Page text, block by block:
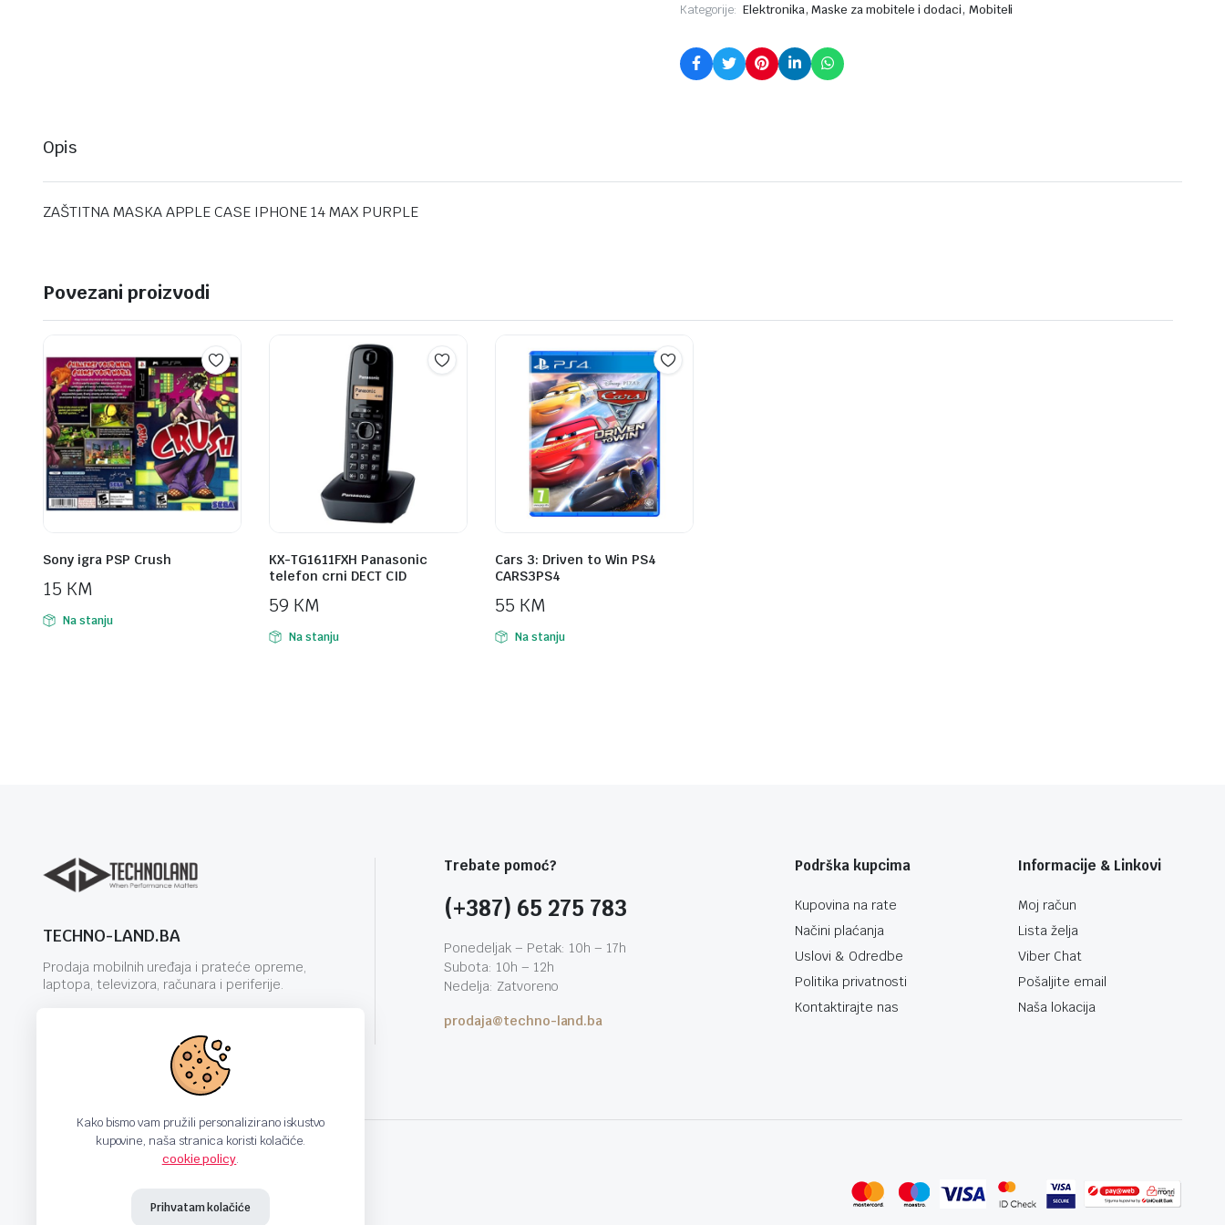
Kategorije: Elektronika, Maske za mobitele i dodaci, Mobiteli
Opis
ZAŠTITNA MASKA APPLE CASE IPHONE 14 MAX PURPLE
Povezani proizvodi
Sony igra PSP Crush
15 KM
Na stanju
KX-TG1611FXH Panasonic
telefon crni DECT CID
59 KM
Na stanju
Cars 3: Driven to Win PS4
CARS3PS4
55 KM
Na stanju
TECHNO-LAND.BA
Prodaja mobilnih uređaja i prateće opreme,
laptopa, televizora, računara i periferije.
Trebate pomoć?
(+387) 65 275 783
Ponedeljak – Petak: 10h – 17h
Subota: 10h – 12h
Nedelja: Zatvoreno
prodaja@techno-land.ba
Podrška kupcima
Kupovina na rate
Načini plaćanja
Uslovi & Odredbe
Politika privatnosti
Kontaktirajte nas
Informacije & Linkovi
Moj račun
Lista želja
Viber Chat
Pošaljite email
Naša lokacija
Kako bismo vam pružili personalizirano iskustvo
kupovine, naša stranica koristi kolačiće.
cookie policy.
Prihvatam kolačiće